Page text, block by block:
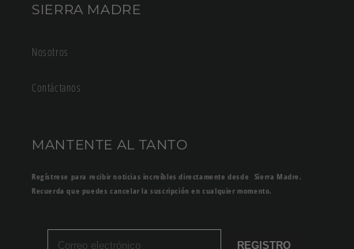
SIERRA MADRE
Nosotros
Contáctanos
MANTENTE AL TANTO
Regístrese para recibir noticias increíbles directamente desde Sierra Madre.
Recuerda que puedes cancelar la suscripción en cualquier momento.
REGISTRO